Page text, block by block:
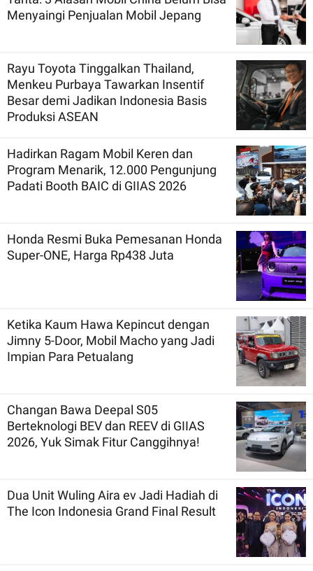
Menyaingi Penjualan Mobil Jepang
Rayu Toyota Tinggalkan Thailand,
Menkeu Purbaya Tawarkan Insentif
Besar demi Jadikan Indonesia Basis
Produksi ASEAN
Hadirkan Ragam Mobil Keren dan
Program Menarik, 12.000 Pengunjung
Padati Booth BAIC di GIIAS 2026
Honda Resmi Buka Pemesanan Honda
Super-ONE, Harga Rp438 Juta
Ketika Kaum Hawa Kepincut dengan
Jimny 5-Door, Mobil Macho yang Jadi
Impian Para Petualang
Changan Bawa Deepal S05
Berteknologi BEV dan REEV di GIIAS
2026, Yuk Simak Fitur Canggihnya!
Dua Unit Wuling Aira ev Jadi Hadiah di
The Icon Indonesia Grand Final Result